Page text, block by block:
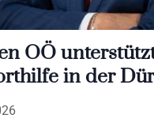
OÖ
in der